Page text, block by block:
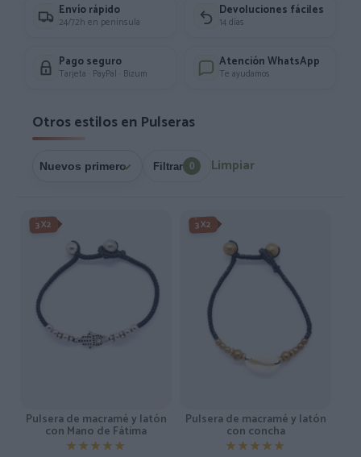
Envío rápido
24/72h en península
Devoluciones fáciles
14 días
Pago seguro
Tarjeta · PayPal · Bizum
Atención WhatsApp
Te ayudamos
Otros estilos en Pulseras
Filtrar 0 Limpiar
3X2
Pulsera de macramé y latón
con Mano de Fátima
★★★★★
★★★★★
3X2
Pulsera de macramé y latón
con concha
★★★★★
★★★★★